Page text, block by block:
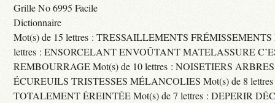
Grille No 6995 Facile
Dictionnaire
Mot(s) de 15 lettres : TRESSAILLEMENTS FRÉMISSEMENTS
lettres : ENSORCELANT ENVOÛTANT MATELASSURE
REMBOURRAGE Mot(s) de 10 lettres : NOISETIERS
ÉCUREUILS TRISTESSES MÉLANCOLIES Mot(s) de 8
TOTALEMENT ÉREINTÉE Mot(s) de 7 lettres : DEPERIR